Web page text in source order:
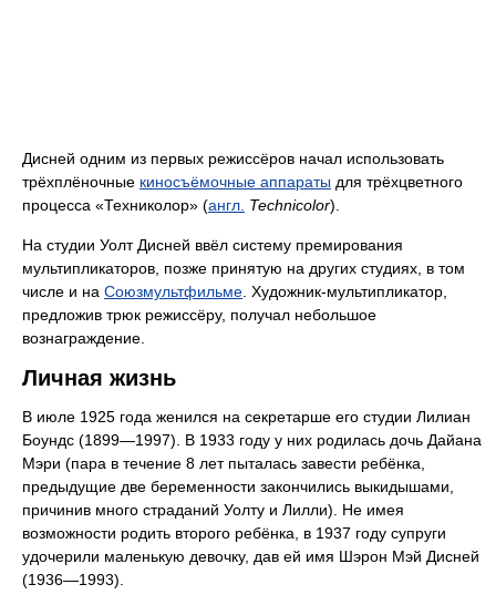
Дисней одним из первых режиссёров начал использовать
трёхплёночные киносъёмочные аппараты для трёхцветного
процесса «Техниколор» (англ. Technicolor).
На студии Уолт Дисней ввёл систему премирования
мультипликаторов, позже принятую на других студиях, в том
числе и на Союзмультфильме . Художник-мультипликатор,
предложив трюк режиссёру, получал небольшое
вознаграждение.
Личная жизнь
В июле 1925 года женился на секретарше его студии Лилиан
Боундс (1899—1997). В 1933 году у них родилась дочь Дайана
Мэри (пара в течение 8 лет пыталась завести ребёнка,
предыдущие две беременности закончились выкидышами,
причинив много страданий Уолту и Лилли). Не имея
возможности родить второго ребёнка, в 1937 году супруги
удочерили маленькую девочку, дав ей имя Шэрон Мэй Дисней
(1936—1993).